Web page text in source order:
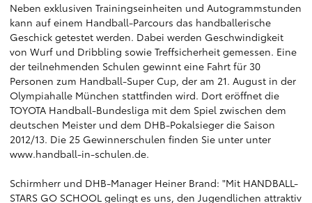
Neben exklusiven Trainingseinheiten und Autogrammstunden
kann auf einem Handball-Parcours das handballerische
Geschick getestet werden. Dabei werden Geschwindigkeit
von Wurf und Dribbling sowie Treffsicherheit gemessen. Eine
der teilnehmenden Schulen gewinnt eine Fahrt für 30
Personen zum Handball-Super Cup, der am 21. August in der
Olympiahalle München stattfinden wird. Dort eröffnet die
TOYOTA Handball-Bundesliga mit dem Spiel zwischen dem
deutschen Meister und dem DHB-Pokalsieger die Saison
2012/13. Die 25 Gewinnerschulen finden Sie unter unter
www.handball-in-schulen.de.
Schirmherr und DHB-Manager Heiner Brand: "Mit HANDBALL-
STARS GO SCHOOL gelingt es uns, den Jugendlichen attraktiv